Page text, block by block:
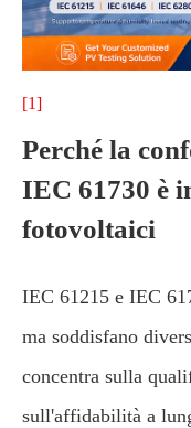
[1]
Perché la
IEC 61730 è
fotovoltaici
IEC 61215 e IEC
ma soddisfano
concentra sulla
sull'affidabilità a